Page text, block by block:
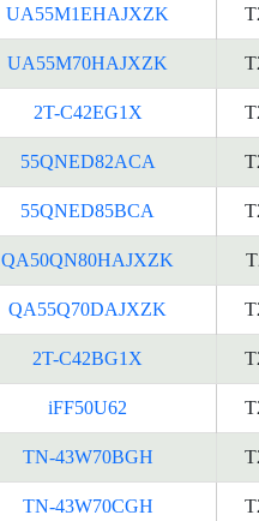
UA55M1EHAJXZK
UA55M70HAJXZK
2T-C42EG1X
55QNED82ACA
55QNED85BCA
QA50QN80HAJXZK
QA55Q70DAJXZK
2T-C42BG1X
iFF50U62
TN-43W70BGH
TN-43W70CGH